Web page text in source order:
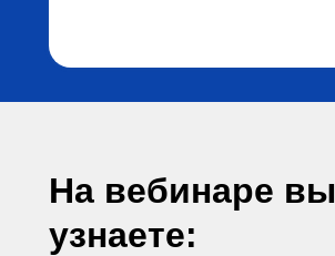
На вебинаре вы
узнаете: